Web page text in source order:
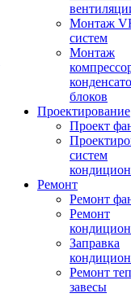
Монтаж
систем
Монтаж
блоков
Проектирование
Проект
систем
Ремонт
Ремонт
Ремонт
Заправка
Ремонт
завесы